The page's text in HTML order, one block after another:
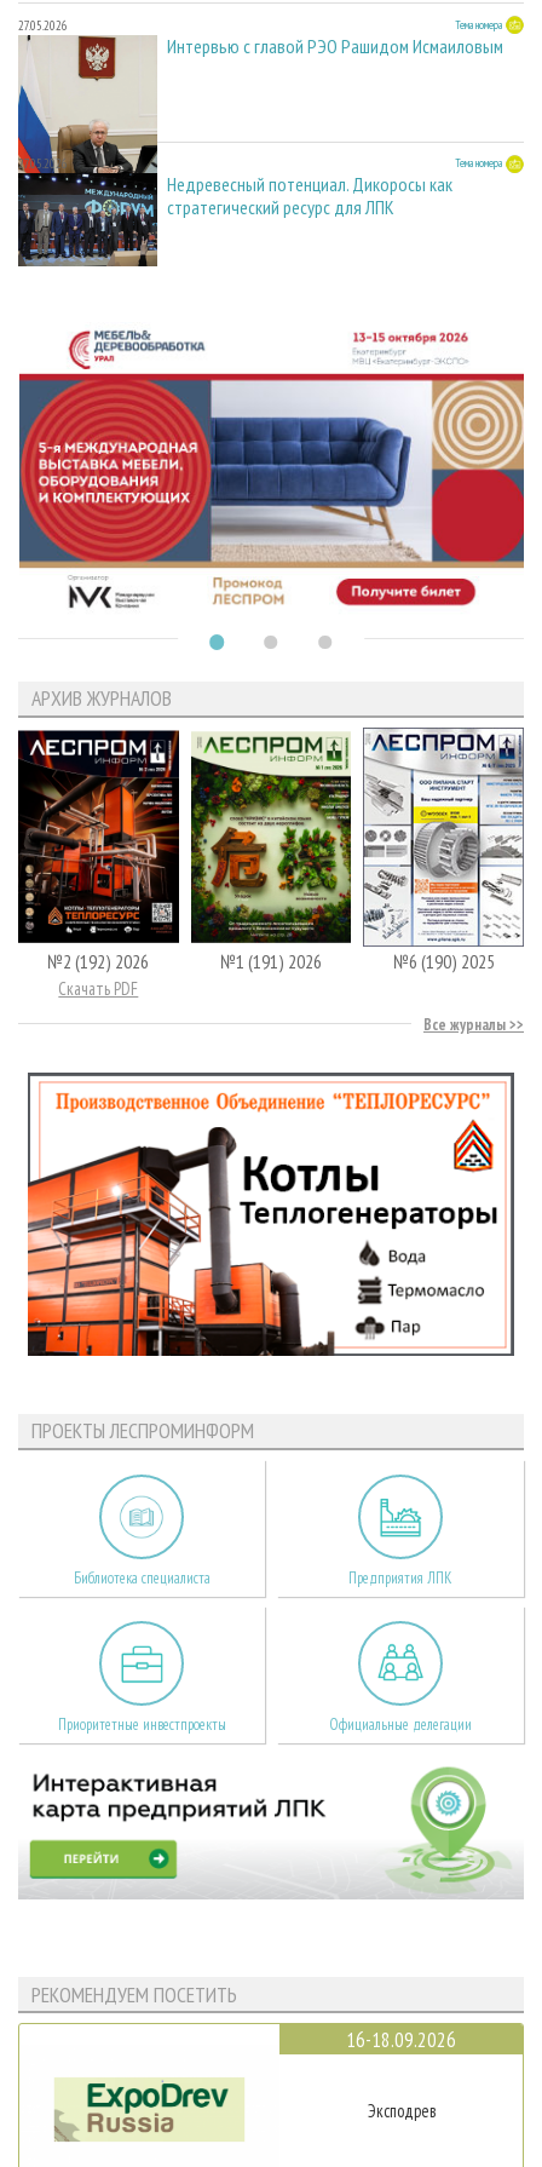
27.05.2026 Тема номера
Интервью с главой РЭО Рашидом Исмаиловым
27.05.2026 Тема номера
Недревесный потенциал. Дикоросы как
стратегический ресурс для ЛПК
АРХИВ ЖУРНАЛОВ
№2 (192) 2026
Скачать PDF
№1 (191) 2026 №6 (190) 2025
Все журналы
ПРОЕКТЫ ЛЕСПРОМИНФОРМ
Библиотека специалиста Предприятия ЛПК
Приоритетные инвестпроекты Официальные делегации
РЕКОМЕНДУЕМ ПОСЕТИТЬ
16-18.09.2026
Эксподрев